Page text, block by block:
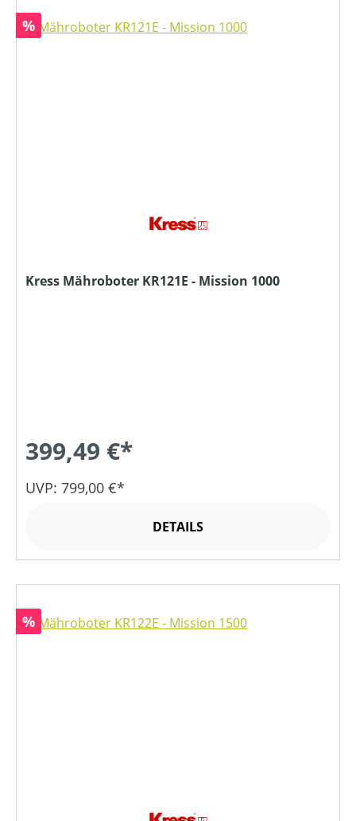
Rabatt
%
Kress Mähroboter KR121E - Mission 1000
399,49 €*
UVP: 799,00 €*
DETAILS
Rabatt
%